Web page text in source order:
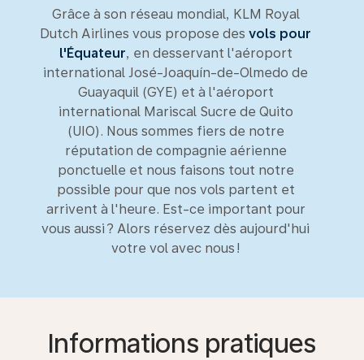
Grâce à son réseau mondial, KLM Royal
Dutch Airlines vous propose des vols pour
l'Équateur, en desservant l'aéroport
international José-Joaquín-de-Olmedo de
Guayaquil (GYE) et à l'aéroport
international Mariscal Sucre de Quito
(UIO). Nous sommes fiers de notre
réputation de compagnie aérienne
ponctuelle et nous faisons tout notre
possible pour que nos vols partent et
arrivent à l'heure. Est-ce important pour
vous aussi ? Alors réservez dès aujourd'hui
votre vol avec nous !
Informations pratiques